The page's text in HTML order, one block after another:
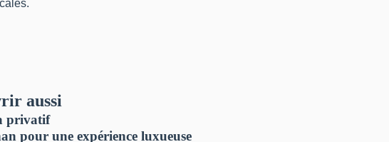
aussi
privatif
pour une expérience luxueuse